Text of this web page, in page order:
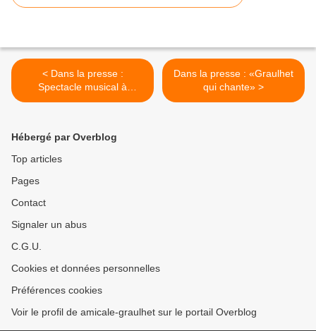
< Dans la presse :
Spectacle musical à
Florentin
Dans la presse : «Graulhet
qui chante» >
Hébergé par Overblog
Top articles
Pages
Contact
Signaler un abus
C.G.U.
Cookies et données personnelles
Préférences cookies
Voir le profil de amicale-graulhet sur le portail Overblog